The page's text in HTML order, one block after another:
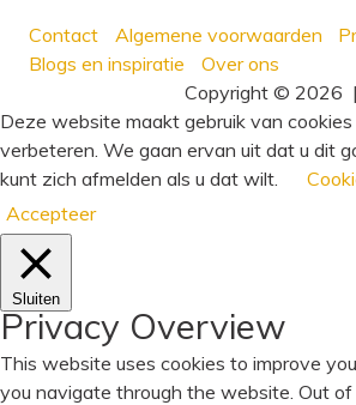
Contact Algemene voorwaarden
Blogs en inspiratie
Over ons
Copyright © 2026 |
Deze website maakt gebruik van
verbeteren. We gaan ervan uit dat u dit
kunt zich afmelden als u dat wilt.
Accepteer
Sluiten
Privacy Overview
This website uses cookies to improve
you navigate through the website. Out